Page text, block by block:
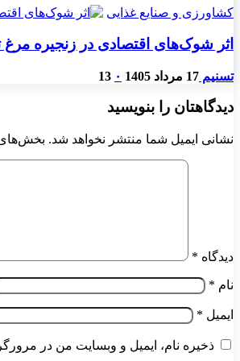
کشاورزی و صنایع غذایی
اثر شوک‌های اقتصادی در زنجیره مرغ تا ۲۲ ماه باقی
تسنیم 17 مرداد 1405 ۰ 13
دیدگاهتان را بنویسید
نشانی ایمیل شما منتشر نخواهد شد. بخش‌های
دیدگاه *
نام *
ایمیل *
ذخیره نام، ایمیل و وبسایت من در